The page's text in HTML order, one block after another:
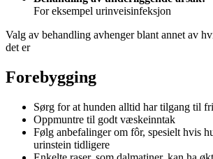
For eksempel urinveisinfeksjon
Valg av behandling avhenger blant annet av
det er
Forebygging
Sørg for at hunden alltid har tilgang til
Oppmuntre til godt væskeinntak
Følg anbefalinger om fôr, spesielt hvis
urinstein tidligere